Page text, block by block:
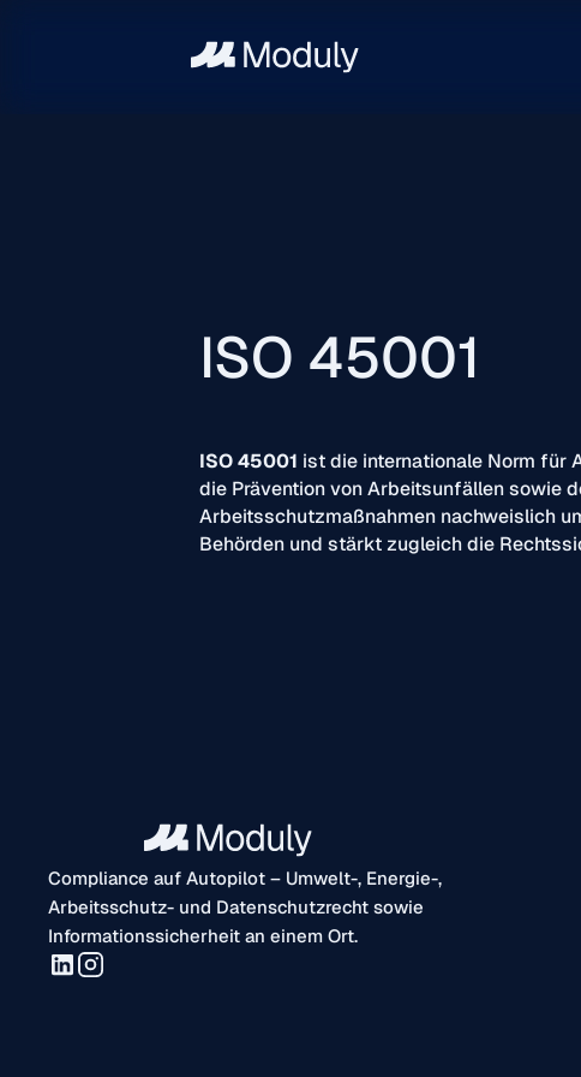
ISO 45001
ISO 45001 ist die internationale Norm für
die Prävention von Arbeitsunfällen sowie
Arbeitsschutzmaßnahmen nachweislich
Behörden und stärkt zugleich die
Compliance auf Autopilot – Umwelt-, Energie-,
Arbeitsschutz- und Datenschutzrecht sowie
Informationssicherheit an einem Ort.